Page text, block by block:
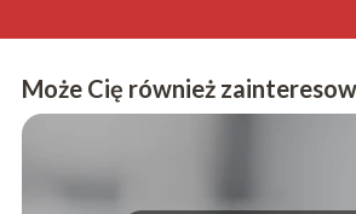
Może Cię również